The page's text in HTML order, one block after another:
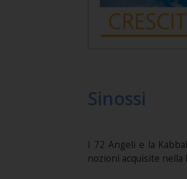
Sinossi
I 72 Angeli e la
nozioni acquisite nella